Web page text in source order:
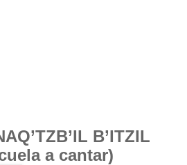
B’ITZIL
a cantar)